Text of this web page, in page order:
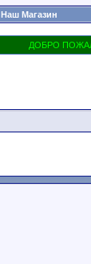
Наш Магазин